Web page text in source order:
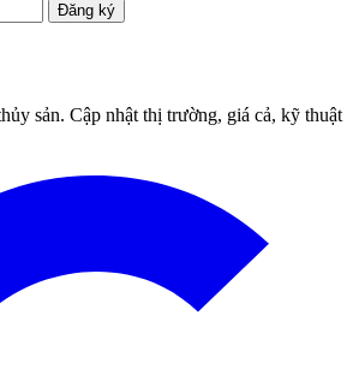
Đăng ký
sản. Cập nhật thị trường, giá cả, kỹ thuật